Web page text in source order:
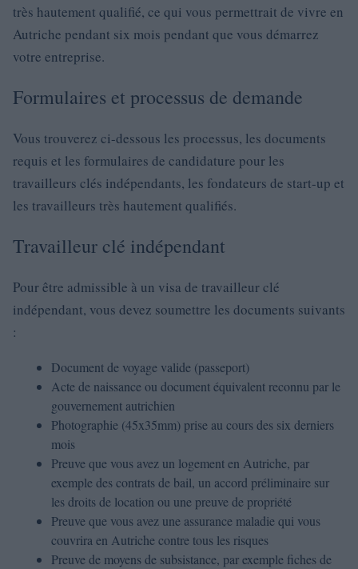
très hautement qualifié, ce qui vous permettrait de vivre en
Autriche pendant six mois pendant que vous démarrez
votre entreprise.
Formulaires et processus de demande
Vous trouverez ci-dessous les processus, les documents
requis et les formulaires de candidature pour les
travailleurs clés indépendants, les fondateurs de start-up et
les travailleurs très hautement qualifiés.
Travailleur clé indépendant
Pour être admissible à un visa de travailleur clé
indépendant, vous devez soumettre les documents suivants
:
Document de voyage valide (passeport)
Acte de naissance ou document équivalent reconnu par le
gouvernement autrichien
Photographie (45x35mm) prise au cours des six derniers
mois
Preuve que vous avez un logement en Autriche, par
exemple des contrats de bail, un accord préliminaire sur
les droits de location ou une preuve de propriété
Preuve que vous avez une assurance maladie qui vous
couvrira en Autriche contre tous les risques
Preuve de moyens de subsistance, par exemple fiches de